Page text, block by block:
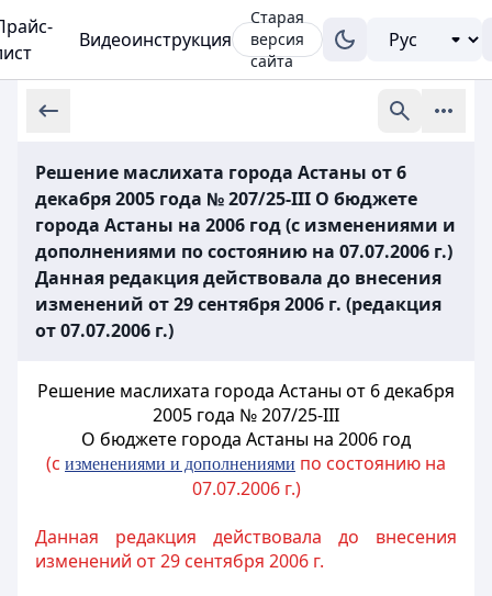
Видеоинструкция
Старая
версия
сайта
Решение маслихата города Астаны от 6
декабря 2005 года № 207/25-III О бюджете
города Астаны на 2006 год (с изменениями и
дополнениями по состоянию на 07.07.2006 г.)
Данная редакция действовала до внесения
изменений от 29 сентября 2006 г. (редакция
от 07.07.2006 г.)
Решение маслихата города Астаны от 6 декабря
2005 года № 207/25-III
О бюджете города Астаны на 2006 год
(с изменениями и дополнениями по состоянию на
07.07.2006 г.)
Данная редакция действовала до внесения
изменений от 29 сентября 2006 г.